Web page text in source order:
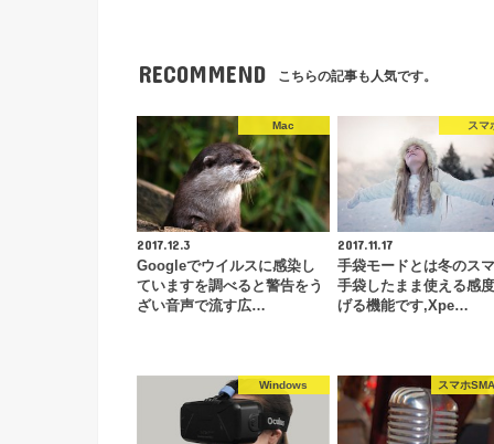
RECOMMEND こちらの記事も人気です。
Mac
2017.12.3
Googleでウイルスに感染し
ていますを調べると警告をう
ざい音声で流す広…
スマ
2017.11.17
手袋モードとは冬のス
手袋したまま使える感
げる機能です,Xpe…
Windows スマホ